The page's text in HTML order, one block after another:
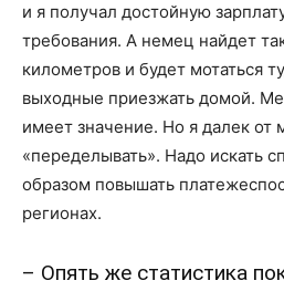
и я получал достойную
требования. А немец найдет
километров и будет мотаться
выходные приезжать домой.
имеет значение. Но я далек от
«переделывать». Надо искать
образом повышать
регионах.
– Опять же статистика